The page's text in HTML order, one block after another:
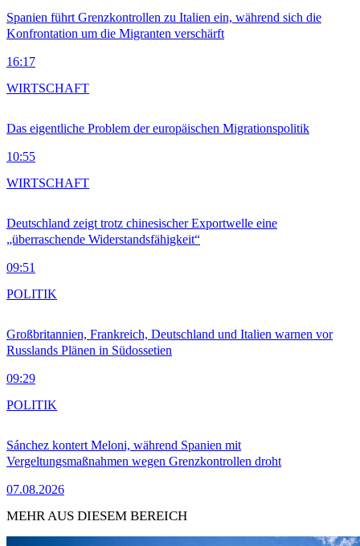
Spanien führt Grenzkontrollen zu Italien ein, während sich die
Konfrontation um die Migranten verschärft
16:17
Das eigentliche Problem der europäischen Migrationspolitik
10:55
WIRTSCHAFT
Deutschland zeigt trotz chinesischer Exportwelle eine
„überraschende Widerstandsfähigkeit“
09:51
WIRTSCHAFT
Großbritannien, Frankreich, Deutschland und Italien warnen vor
Russlands Plänen in Südossetien
09:29
POLITIK
Sánchez kontert Meloni, während Spanien mit
Vergeltungsmaßnahmen wegen Grenzkontrollen droht
07.08.2026
POLITIK
MEHR AUS DIESEM BEREICH